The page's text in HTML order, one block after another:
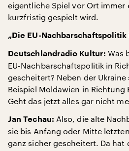
eigentliche Spiel vor Ort immer
kurzfristig gespielt wird.
„Die EU-
Deutschlandradio Kultur: Was
EU-Nachbarschaftspolitik in
gescheitert? Neben der
Beispiel Moldawien in Richtung
Geht das jetzt alles gar nicht
Jan Techau: Also, die alte
sie bis Anfang oder Mitte
ganz sicher gescheitert. Da hat